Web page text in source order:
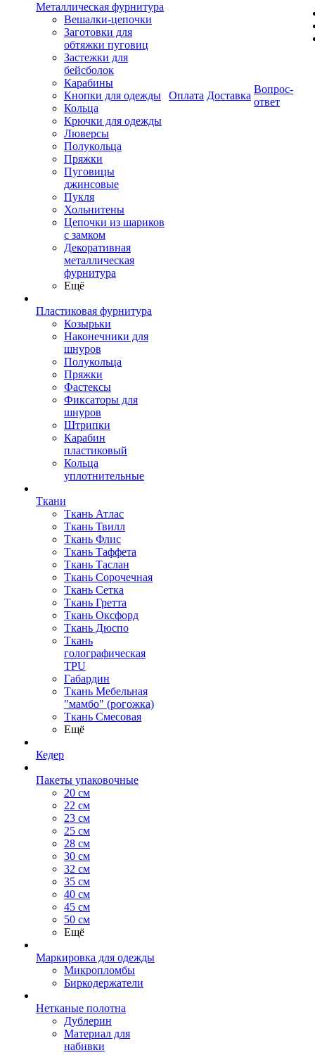
Металлическая фурнитура
Вешалки-цепочки
Заготовки для
обтяжки пуговиц
Застежки для
бейсболок
Карабины
Кнопки для одежды
Кольца
Крючки для одежды
Люверсы
Полукольца
Пряжки
Пуговицы
джинсовые
Пукля
Хольнитены
Цепочки из шариков
с замком
Декоративная
металлическая
фурнитура
Ещё
Пластиковая фурнитура
Козырьки
Наконечники для
шнуров
Полукольца
Пряжки
Фастексы
Фиксаторы для
шнуров
Штрипки
Карабин
пластиковый
Кольца
уплотнительные
Ткани
Ткань Атлас
Ткань Твилл
Ткань Флис
Ткань Таффета
Ткань Таслан
Ткань Сорочечная
Ткань Сетка
Ткань Гретта
Ткань Оксфорд
Ткань Дюспо
Ткань
голографическая
TPU
Габардин
Ткань Мебельная
"мамбо" (рогожка)
Ткань Смесовая
Ещё
Кедер
Пакеты упаковочные
20 см
22 см
23 см
25 см
28 см
30 см
32 см
35 см
40 см
45 см
50 см
Ещё
Маркировка для одежды
Микропломбы
Биркодержатели
Нетканые полотна
Дублерин
Материал для
набивки
Оплата Доставка
Вопрос-
ответ